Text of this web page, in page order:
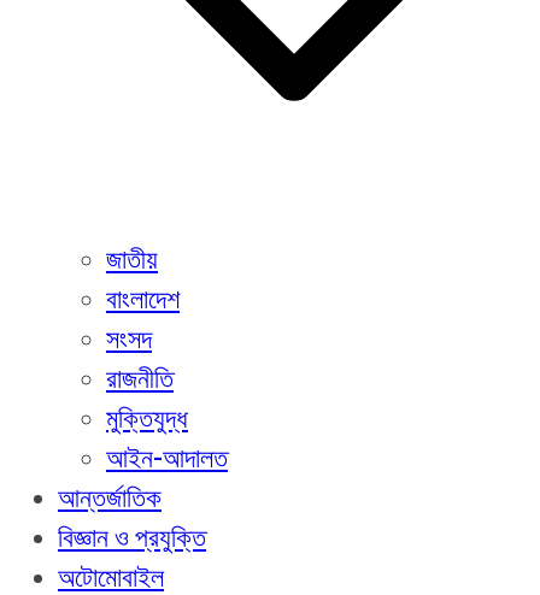
জাতীয়
বাংলাদেশ
সংসদ
রাজনীতি
মুক্তিযুদ্ধ
আইন-আদালত
আন্তর্জাতিক
বিজ্ঞান ও প্রযুক্তি
অটোমোবাইল